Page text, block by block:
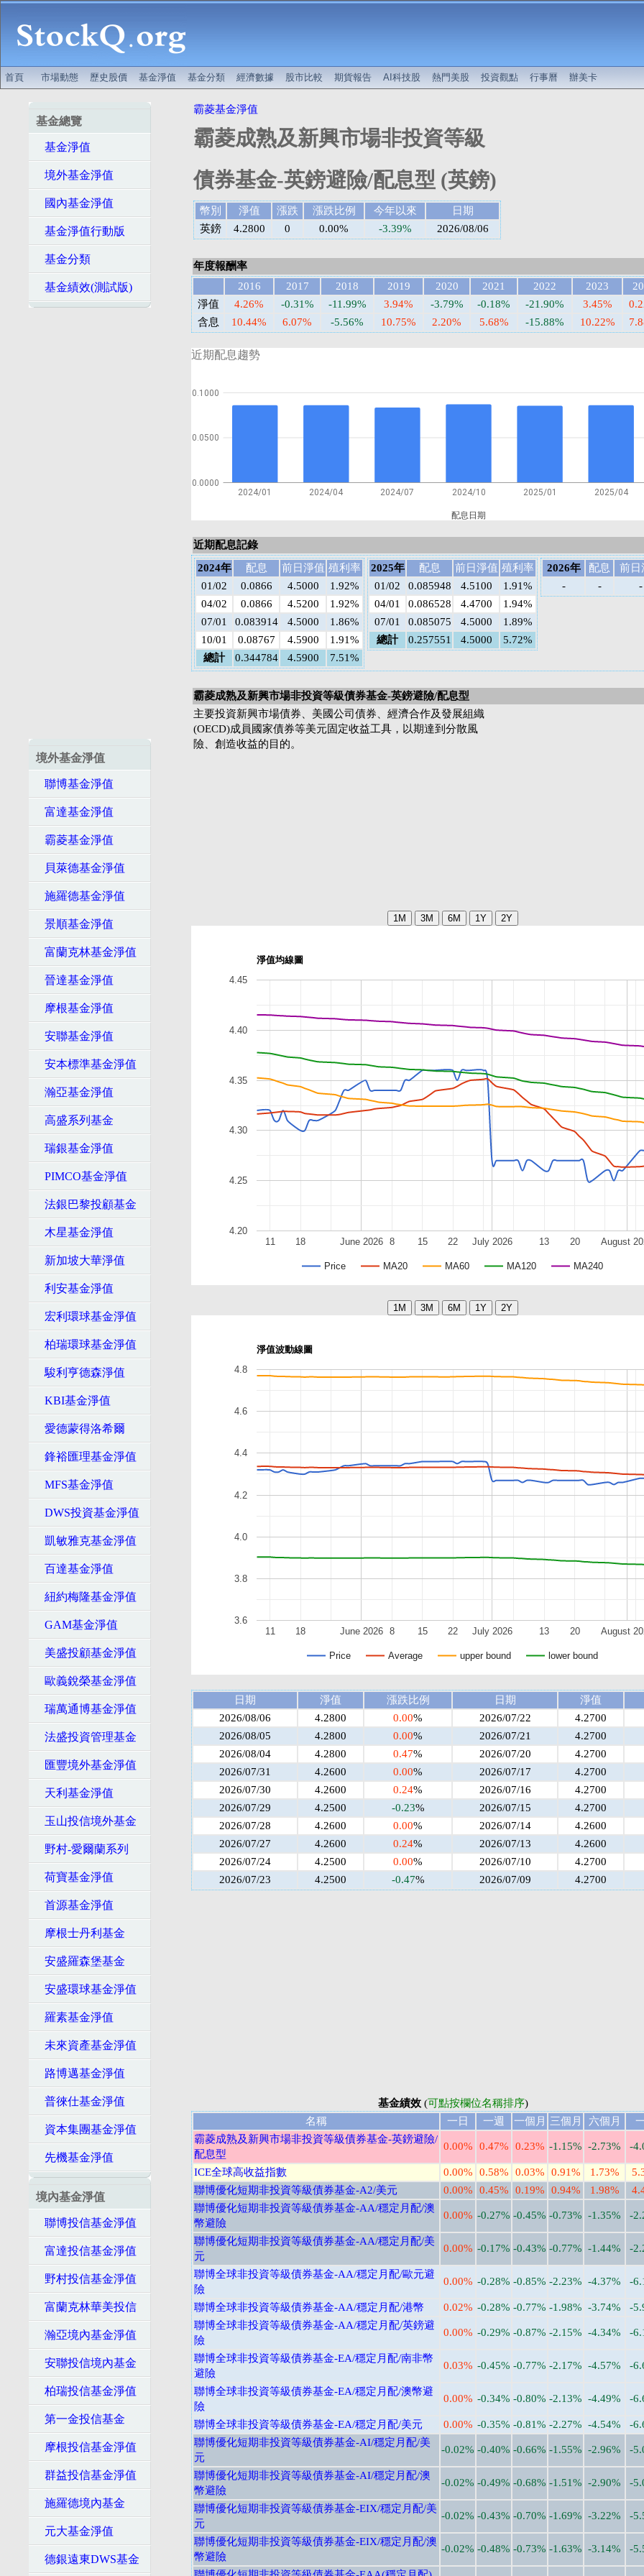
首頁 市場動態 歷史股價 基金淨值 基金分類 經濟數據 股市比較 期貨報告 AI科技股 熱門美股 投資觀點 行事曆 辦美卡
基金總覽
基金淨值
境外基金淨值
國內基金淨值
基金淨值行動版
基金分類
基金績效(測試版)
境外基金淨值
聯博基金淨值
富達基金淨值
霸菱基金淨值
貝萊德基金淨值
施羅德基金淨值
景順基金淨值
富蘭克林基金淨值
晉達基金淨值
摩根基金淨值
安聯基金淨值
安本標準基金淨值
瀚亞基金淨值
高盛系列基金
瑞銀基金淨值
PIMCO基金淨值
法銀巴黎投顧基金
木星基金淨值
新加坡大華淨值
利安基金淨值
宏利環球基金淨值
柏瑞環球基金淨值
駿利亨德森淨值
KBI基金淨值
愛德蒙得洛希爾
鋒裕匯理基金淨值
MFS基金淨值
DWS投資基金淨值
凱敏雅克基金淨值
百達基金淨值
紐約梅隆基金淨值
GAM基金淨值
美盛投顧基金淨值
歐義銳榮基金淨值
瑞萬通博基金淨值
法盛投資管理基金
匯豐境外基金淨值
天利基金淨值
玉山投信境外基金
野村-愛爾蘭系列
荷寶基金淨值
首源基金淨值
摩根士丹利基金
安盛羅森堡基金
安盛環球基金淨值
羅素基金淨值
未來資產基金淨值
路博邁基金淨值
普徠仕基金淨值
資本集團基金淨值
先機基金淨值
境內基金淨值
聯博投信基金淨值
富達投信基金淨值
野村投信基金淨值
富蘭克林華美投信
瀚亞境內基金淨值
安聯投信境內基金
柏瑞投信基金淨值
第一金投信基金
摩根投信基金淨值
群益投信基金淨值
施羅德境內基金
元大基金淨值
德銀遠東DWS基金
霸菱基金淨值
霸菱成熟及新興市場非投資等級
債券基金-英鎊避險/配息型 (英鎊)
幣別 淨值 漲跌 漲跌比例 今年以來
日期
英鎊
4.2800 0 0.00% -3.39% 2026/08/06
年度報酬率
2016
2017 2018 2019 2020 2021 2022 2023
淨值
4.26% -0.31% -11.99% 3.94% -3.79% -0.18% -21.90% 3.45%
含息
10.44% 6.07% -5.56% 10.75% 2.20% 5.68% -15.88% 10.22%
近期配息趨勢
2024/01 2024/04 2024/07 2024/10 2025/01 2025/04
配息日期
0.0000
0.0500
0.1000
近期配息記錄
2024年
配息 前日淨值 殖利率
01/02
0.0866 4.5000
1.92%
04/02
0.0866 4.5200
1.92%
07/01
0.083914 4.5000
1.86%
10/01
0.08767 4.5900
1.91%
總計
0.344784 4.5900 7.51%
2025年 配息 前日淨值 殖利率
01/02
0.085948 4.5100
1.91%
04/01
0.086528 4.4700
1.94%
07/01
0.085075 4.5000
1.89%
總計
0.257551 4.5000 5.72%
2026年 配息
前日
-
- -
霸菱成熟及新興市場非投資等級債券基金-英鎊避險/配息型
主要投資新興市場債券、美國公司債券、經濟合作及發展組織
(OECD)成員國家債券等美元固定收益工具，以期達到分散風
險、創造收益的目的。
淨值均線圖
Price MA20 MA60 MA120 MA240
June 2026 July 2026 August
11 18 8 15 22 13 20
4.20
4.25
4.30
4.35
4.40
4.45
淨值波動線圖
Price Average upper bound lower bound
June 2026 July 2026 August
11 18 8 15 22 13 20
3.6
3.8
4.0
4.2
4.4
4.6
4.8
日期 淨值 漲跌比例 日期
淨值
2026/08/06
4.2800 0.00% 2026/07/22
4.2700
2026/08/05
4.2800 0.00% 2026/07/21
4.2700
2026/08/04
4.2800 0.47% 2026/07/20
4.2700
2026/07/31
4.2600 0.00% 2026/07/17
4.2700
2026/07/30
4.2600 0.24% 2026/07/16
4.2700
2026/07/29
4.2500 -0.23% 2026/07/15
4.2700
2026/07/28
4.2600 0.00% 2026/07/14
4.2600
2026/07/27
4.2600 0.24% 2026/07/13
4.2600
2026/07/24
4.2500 0.00% 2026/07/10
4.2700
2026/07/23
4.2500 -0.47% 2026/07/09 4.2700
基金績效(可點按欄位名稱排序)
名稱
一日 一週 一個月 三個月 六個月
霸菱成熟及新興市場非投資等級債券基金-英鎊避險/
配息型
0.00% 0.47% 0.23% -1.15% -2.73% -
ICE全球高收益指數 0.00% 0.58% 0.03% 0.91% 1.73%
聯博優化短期非投資等級債券基金-A2/美元
0.00% 0.45% 0.19% 0.94% 1.98%
聯博優化短期非投資等級債券基金-AA/穩定月配/澳
幣避險
0.00% -0.27% -0.45% -0.73% -1.35% -
聯博優化短期非投資等級債券基金-AA/穩定月配/美
元
0.00% -0.17% -0.43% -0.77% -1.44% -
聯博全球非投資等級債券基金-AA/穩定月配/歐元避
險
0.00% -0.28% -0.85% -2.23% -4.37% -
聯博全球非投資等級債券基金-AA/穩定月配/港幣 0.02% -0.28% -0.77% -1.98% -3.74%
-
聯博全球非投資等級債券基金-AA/穩定月配/英鎊避
險
0.00% -0.29% -0.87% -2.15% -4.34% -
聯博全球非投資等級債券基金-EA/穩定月配/南非幣
避險
0.03% -0.45% -0.77% -2.17% -4.57% -
聯博全球非投資等級債券基金-EA/穩定月配/澳幣避
險
0.00% -0.34% -0.80% -2.13% -4.49% -
聯博全球非投資等級債券基金-EA/穩定月配/美元 0.00% -0.35% -0.81% -2.27% -4.54%
-
聯博優化短期非投資等級債券基金-AI/穩定月配/美
元
-0.02% -0.40% -0.66% -1.55% -2.96% -
聯博優化短期非投資等級債券基金-AI/穩定月配/澳
幣避險
-0.02% -0.49% -0.68% -1.51% -2.90% -
聯博優化短期非投資等級債券基金-EIX/穩定月配/美
元
-0.02% -0.43% -0.70% -1.69% -3.22% -
聯博優化短期非投資等級債券基金-EIX/穩定月配/澳
幣避險
-0.02% -0.48% -0.73% -1.63% -3.14% -